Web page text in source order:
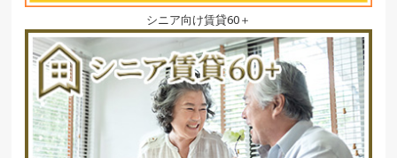
シニア向け賃貸60＋